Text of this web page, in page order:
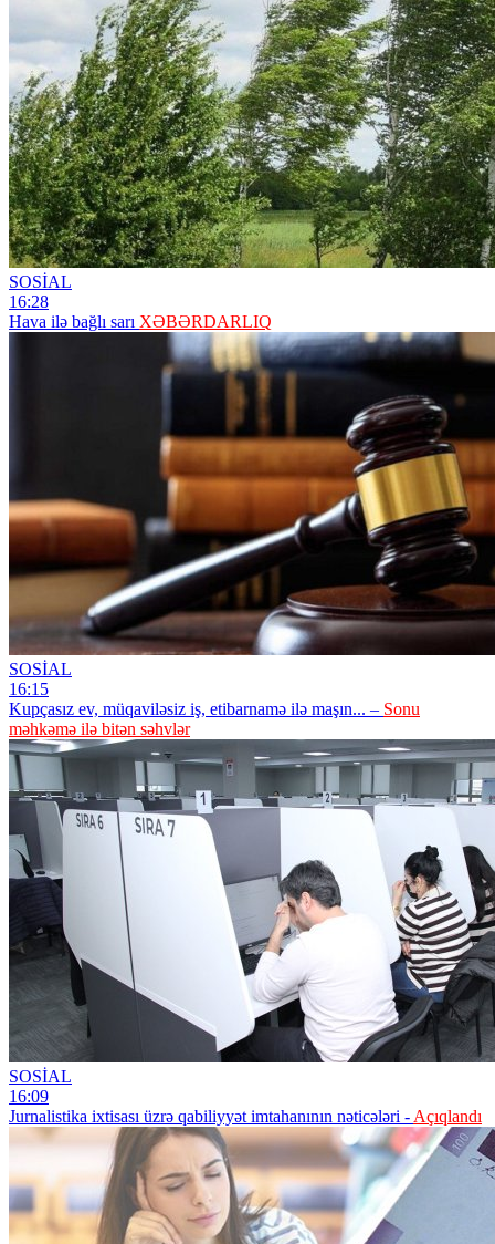
SOSİAL
16:28
Hava ilə bağlı sarı XƏBƏRDARLIQ
SOSİAL
16:15
Kupçasız ev, müqaviləsiz iş, etibarnamə ilə maşın... – Sonu
məhkəmə ilə bitən səhvlər
SOSİAL
16:09
Jurnalistika ixtisası üzrə qabiliyyət imtahanının nəticələri - Açıqlandı